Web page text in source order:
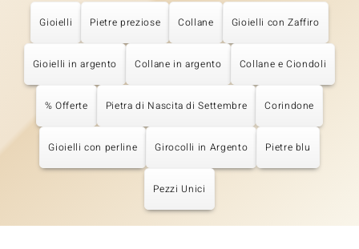
Gioielli Pietre preziose Collane Gioielli con Zaffiro
Gioielli in argento Collane in argento Collane e Ciondoli
% Offerte Pietra di Nascita di Settembre Corindone
Gioielli con perline Girocolli in Argento Pietre blu
Pezzi Unici